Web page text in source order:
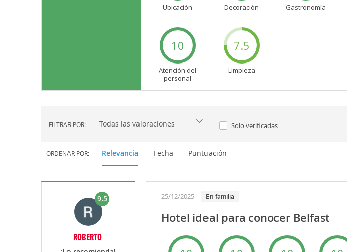
Ubicación Decoración Gastronomía
10
Atención del
personal
7.5
Limpieza
FILTRAR POR: Filtrar por: Solo verificadas
ORDENAR POR: Relevancia Fecha Puntuación
9.5
ROBERTO
25/12/2025 en familia
Hotel ideal para conocer Belfast